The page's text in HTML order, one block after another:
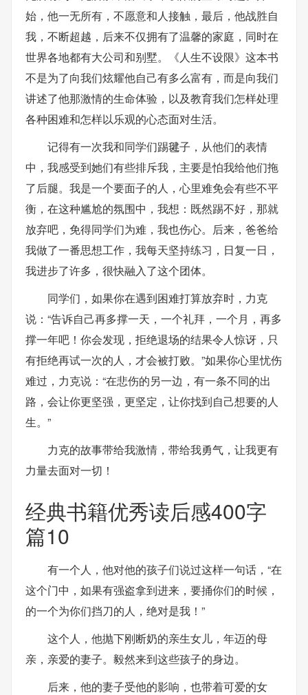
始，他一无所有，不愿意和人接触，最后，他战胜自
我，不断超越，后来不仅拥有了温馨的家庭，同时在
世界各地都有大公司和别墅。《人生不设限》这本书
不是为了向我们炫耀他自己有多么富有，而是向我们
讲述了他那激情的生命体验，以及教育我们怎样处理
各种困难和怎样以乐观的心态面对生活。
记得有一次我和同学们踢毽子，从他们的表情
中，我感受到她们有些排斥我，主要是怕我给他们拖
了后腿。我是一个要面子的人，心里难免会有些不平
衡，在这种尴尬的氛围中，我想：既然踢不好，那就
放弃吧，免得同学们为难，我也伤心。后来，爸爸给
我做了一番思想工作，我每天坚持练习，日复一日，
我进步了许多，很快融入了这个团体。
同学们，如果你在遇到困难打算放弃时，力克
说：“告诉自己再多撑一天，一个礼拜，一个月，再多
撑一年吧！你会发现，拒绝退场的结果令人惊讶，只
有拒绝再试一次的人，才会被打败。”如果你心里忧伤
难过，力克说：“在悲伤的另一边，有一条不同的出
路，会让你更坚强，更坚定，让你找到自己想要的人
生。”
力克的故事带给我激情，带给我勇气，让我更有
力量去面对一切！
经典书籍优秀读后感400字
篇10
有一个人，他对他的孩子们说过这样一句话，“在
这个门中，如果有强盗拿到进来，要捅你们的时候，
的一个为你们挡刀的人，绝对是我！”
这个人，他抛下刚断奶的亲生女儿，年迈的母
亲，亲爱的妻子。毅然来到这些孩子的身边。
后来，他的妻子受他的影响，也带着可爱的女